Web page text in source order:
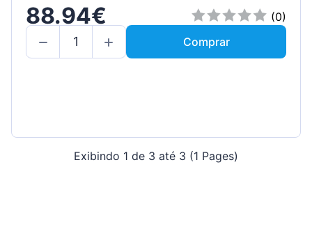
88.94€
(0)
Comprar
Exibindo 1 de 3 até 3 (1 Pages)